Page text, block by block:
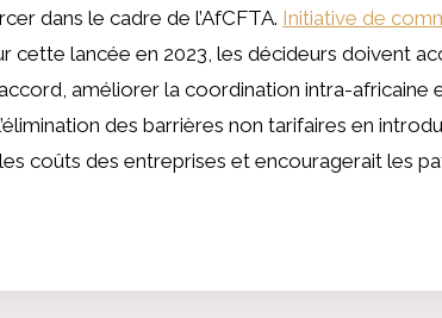
dans le cadre de l’AfCFTA. Initiative de
cette lancée en 2023, les décideurs doivent
améliorer la coordination intra-africaine
des barrières non tarifaires en
coûts des entreprises et encouragerait les